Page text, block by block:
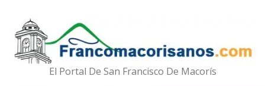
El Portal De San Francisco De Macorís